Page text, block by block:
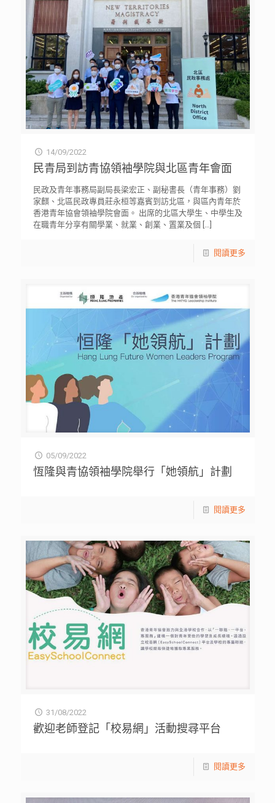
14/09/2022
民青局到訪青協領袖學院與北區青年會面
民政及青年事務局副局長梁宏正、副秘書長（青年事務）劉
家麒、北區民政專員莊永桓等嘉賓到訪北區，與區內青年於
香港青年協會領袖學院會面。 出席的北區大學生、中學生及
在職青年分享有關學業、就業、創業、置業及個 […]
閱讀更多
05/09/2022
恆隆與青協領袖學院舉行「她領航」計劃
閱讀更多
31/08/2022
歡迎老師登記「校易網」活動搜尋平台
閱讀更多